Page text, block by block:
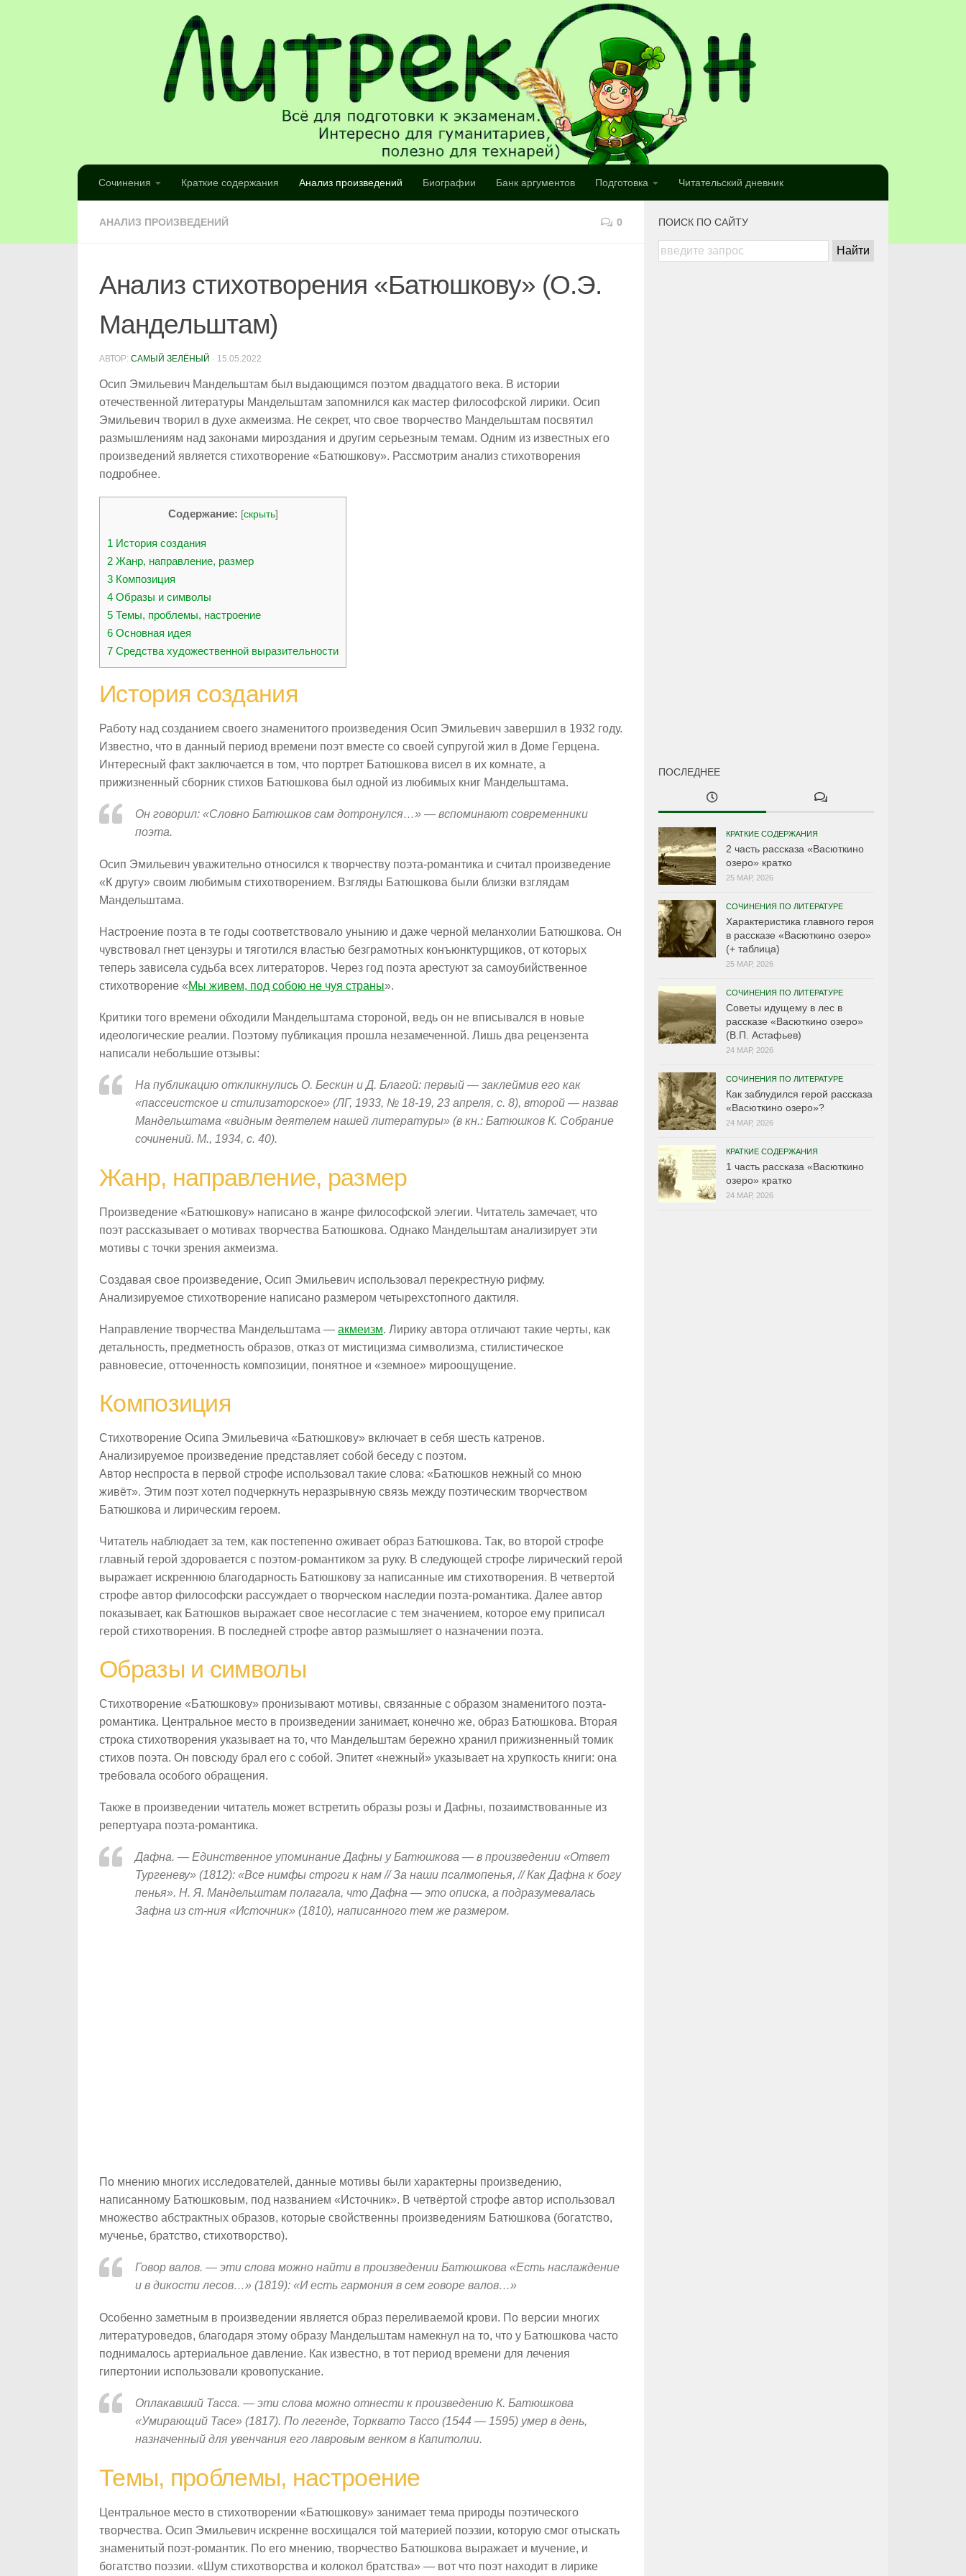
Сочинения Краткие содержания Анализ произведений Биографии Банк аргументов Подготовка Читательский дневник
АНАЛИЗ ПРОИЗВЕДЕНИЙ 0
Анализ стихотворения «Батюшкову» (О.Э.
Мандельштам)
АВТОР: САМЫЙ ЗЕЛЁНЫЙ · 15.05.2022
Осип Эмильевич Мандельштам был выдающимся поэтом двадцатого века. В истории
отечественной литературы Мандельштам запомнился как мастер философской лирики. Осип
Эмильевич творил в духе акмеизма. Не секрет, что свое творчество Мандельштам посвятил
размышлениям над законами мироздания и другим серьезным темам. Одним из известных его
произведений является стихотворение «Батюшкову». Рассмотрим анализ стихотворения
подробнее.
Содержание: [скрыть]
1 История создания
2 Жанр, направление, размер
3 Композиция
4 Образы и символы
5 Темы, проблемы, настроение
6 Основная идея
7 Средства художественной выразительности
История создания
Работу над созданием своего знаменитого произведения Осип Эмильевич завершил в 1932 году.
Известно, что в данный период времени поэт вместе со своей супругой жил в Доме Герцена.
Интересный факт заключается в том, что портрет Батюшкова висел в их комнате, а
прижизненный сборник стихов Батюшкова был одной из любимых книг Мандельштама.
Он говорил: «Словно Батюшков сам дотронулся…» — вспоминают современники
поэта.
Осип Эмильевич уважительно относился к творчеству поэта-романтика и считал произведение
«К другу» своим любимым стихотворением. Взгляды Батюшкова были близки взглядам
Мандельштама.
Настроение поэта в те годы соответствовало унынию и даже черной меланхолии Батюшкова. Он
чувствовал гнет цензуры и тяготился властью безграмотных конъюнктурщиков, от которых
теперь зависела судьба всех литераторов. Через год поэта арестуют за самоубийственное
стихотворение «Мы живем, под собою не чуя страны».
Критики того времени обходили Мандельштама стороной, ведь он не вписывался в новые
идеологические реалии. Поэтому публикация прошла незамеченной. Лишь два рецензента
написали небольшие отзывы:
На публикацию откликнулись О. Бескин и Д. Благой: первый — заклеймив его как
«пассеистское и стилизаторское» (ЛГ, 1933, № 18-19, 23 апреля, с. 8), второй — назвав
Мандельштама «видным деятелем нашей литературы» (в кн.: Батюшков К. Собрание
сочинений. М., 1934, с. 40).
Жанр, направление, размер
Произведение «Батюшкову» написано в жанре философской элегии. Читатель замечает, что
поэт рассказывает о мотивах творчества Батюшкова. Однако Мандельштам анализирует эти
мотивы с точки зрения акмеизма.
Создавая свое произведение, Осип Эмильевич использовал перекрестную рифму.
Анализируемое стихотворение написано размером четырехстопного дактиля.
Направление творчества Мандельштама — акмеизм. Лирику автора отличают такие черты, как
детальность, предметность образов, отказ от мистицизма символизма, стилистическое
равновесие, отточенность композиции, понятное и «земное» мироощущение.
Композиция
Стихотворение Осипа Эмильевича «Батюшкову» включает в себя шесть катренов.
Анализируемое произведение представляет собой беседу с поэтом.
Автор неспроста в первой строфе использовал такие слова: «Батюшков нежный со мною
живёт». Этим поэт хотел подчеркнуть неразрывную связь между поэтическим творчеством
Батюшкова и лирическим героем.
Читатель наблюдает за тем, как постепенно оживает образ Батюшкова. Так, во второй строфе
главный герой здоровается с поэтом-романтиком за руку. В следующей строфе лирический герой
выражает искреннюю благодарность Батюшкову за написанные им стихотворения. В четвертой
строфе автор философски рассуждает о творческом наследии поэта-романтика. Далее автор
показывает, как Батюшков выражает свое несогласие с тем значением, которое ему приписал
герой стихотворения. В последней строфе автор размышляет о назначении поэта.
Образы и символы
Стихотворение «Батюшкову» пронизывают мотивы, связанные с образом знаменитого поэта-
романтика. Центральное место в произведении занимает, конечно же, образ Батюшкова. Вторая
строка стихотворения указывает на то, что Мандельштам бережно хранил прижизненный томик
стихов поэта. Он повсюду брал его с собой. Эпитет «нежный» указывает на хрупкость книги: она
требовала особого обращения.
Также в произведении читатель может встретить образы розы и Дафны, позаимствованные из
репертуара поэта-романтика.
Дафна. — Единственное упоминание Дафны у Батюшкова — в произведении «Ответ
Тургеневу» (1812): «Все нимфы строги к нам // За наши псалмопенья, // Как Дафна к богу
пенья». Н. Я. Мандельштам полагала, что Дафна — это описка, а подразумевалась
Зафна из ст-ния «Источник» (1810), написанного тем же размером.
По мнению многих исследователей, данные мотивы были характерны произведению,
написанному Батюшковым, под названием «Источник». В четвёртой строфе автор использовал
множество абстрактных образов, которые свойственны произведениям Батюшкова (богатство,
мученье, братство, стихотворство).
Говор валов. — эти слова можно найти в произведении Батюшкова «Есть наслаждение
и в дикости лесов…» (1819): «И есть гармония в сем говоре валов…»
Особенно заметным в произведении является образ переливаемой крови. По версии многих
литературоведов, благодаря этому образу Мандельштам намекнул на то, что у Батюшкова часто
поднималось артериальное давление. Как известно, в тот период времени для лечения
гипертонии использовали кровопускание.
Оплакавший Tacca. — эти слова можно отнести к произведению К. Батюшкова
«Умирающий Tace» (1817). По легенде, Торквато Tacco (1544 — 1595) умер в день,
назначенный для увенчания его лавровым венком в Капитолии.
Темы, проблемы, настроение
Центральное место в стихотворении «Батюшкову» занимает тема природы поэтического
творчества. Осип Эмильевич искренне восхищался той материей поэзии, которую смог отыскать
знаменитый поэт-романтик. По его мнению, творчество Батюшкова выражает и мучение, и
богатство поэзии. «Шум стихотворства и колокол братства» — вот что поэт находит в лирике
ПОИСК ПО САЙТУ
ПОСЛЕДНЕЕ
КРАТКИЕ СОДЕРЖАНИЯ
2 часть рассказа «Васюткино
озеро» кратко
25 МАР, 2026
СОЧИНЕНИЯ ПО ЛИТЕРАТУРЕ
Характеристика главного героя
в рассказе «Васюткино озеро»
(+ таблица)
25 МАР, 2026
СОЧИНЕНИЯ ПО ЛИТЕРАТУРЕ
Советы идущему в лес в
рассказе «Васюткино озеро»
(В.П. Астафьев)
24 МАР, 2026
СОЧИНЕНИЯ ПО ЛИТЕРАТУРЕ
Как заблудился герой рассказа
«Васюткино озеро»?
24 МАР, 2026
КРАТКИЕ СОДЕРЖАНИЯ
1 часть рассказа «Васюткино
озеро» кратко
24 МАР, 2026